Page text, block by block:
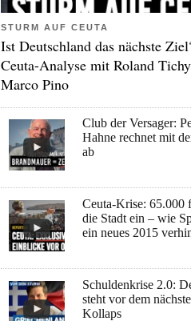
STURM AUF CEUTA
Ist Deutschland das nächste
Ceuta-Analyse mit Roland
Marco Pino
Club der Versager:
Hahne rechnet mit
ab
Ceuta-Krise: 65.000
die Stadt ein – wie
ein neues 2015
Schuldenkrise 2.0:
steht vor dem
Kollaps